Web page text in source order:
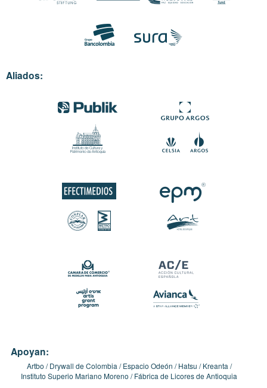
Aliados:
Apoyan:
Artbo Drywall de Colombia Espacio Odeón Hatsu
Kreanta
Instituto Superio Mariano Moreno
Fábrica de Licores de Antioquia